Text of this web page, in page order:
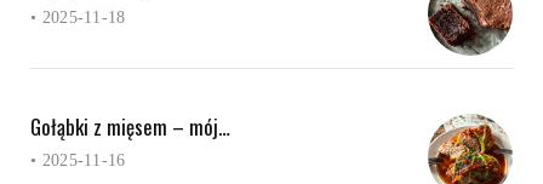
• 2025-11-18
Gołąbki z mięsem – mój…
• 2025-11-16